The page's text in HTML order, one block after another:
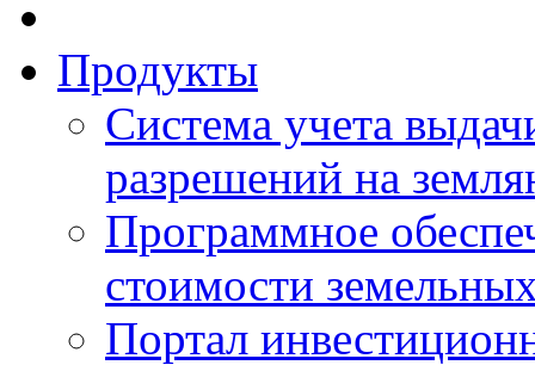
Продукты
Система учета
разрешений на
Программное
стоимости
Портал